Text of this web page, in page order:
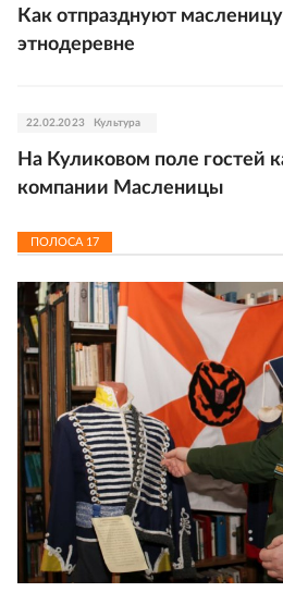
Как отпразднуют
этнодеревне
22.02.2023 Культура
На Куликовом поле гостей
компании Масленицы
ПОЛОСА 17